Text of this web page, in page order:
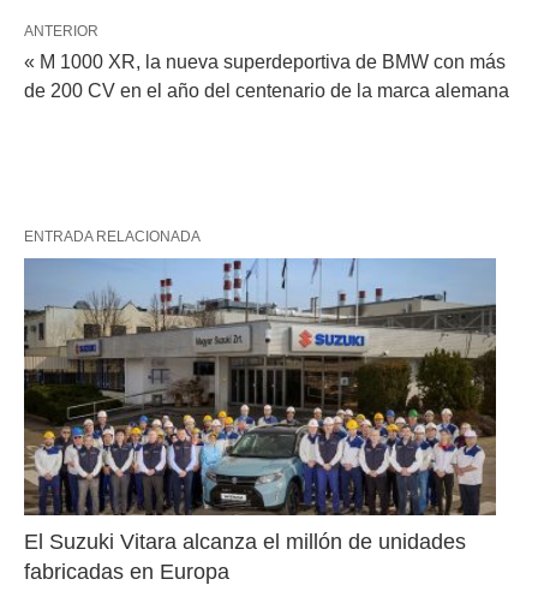
ANTERIOR
« M 1000 XR, la nueva superdeportiva de BMW con más
de 200 CV en el año del centenario de la marca alemana
ENTRADA RELACIONADA
El Suzuki Vitara alcanza el millón de unidades
fabricadas en Europa